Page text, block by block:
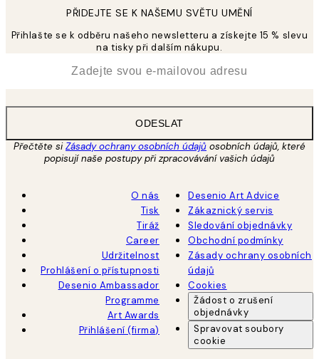
PŘIDEJTE SE K NAŠEMU SVĚTU UMĚNÍ
Přihlašte se k odběru našeho newsletteru a získejte 15 % slevu
na tisky při dalším nákupu.
ODESLAT
Přečtěte siZásady ochrany osobních údajů osobních údajů, které
popisují naše postupy při zpracovávání vašich údajů
O nás
Tisk
Tiráž
Career
Udržitelnost
Prohlášení o přístupnosti
Desenio Ambassador
Programme
Art Awards
Přihlášení (firma)
Desenio Art Advice
Zákaznický servis
Sledování objednávky
Obchodní podmínky
Zásady ochrany osobních
údajů
Cookies
Žádost o zrušení
objednávky
Spravovat soubory
cookie